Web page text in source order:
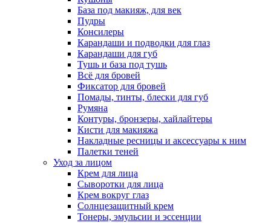
База под макияж, для век
Пудры
Консилеры
Карандаши и подводки для глаз
Карандаши для губ
Тушь и база под тушь
Всё для бровей
Фиксатор для бровей
Помады, тинты, блески для губ
Румяна
Контуры, бронзеры, хайлайтеры
Кисти для макияжа
Накладные ресницы и аксессуары к ним
Палетки теней
Уход за лицом
Крем для лица
Сыворотки для лица
Крем вокруг глаз
Солнцезащитный крем
Тонеры, эмульсии и эссенции